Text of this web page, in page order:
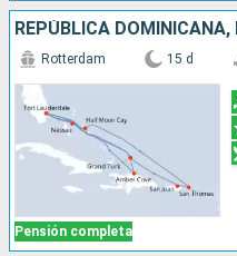
Pensión completa
Rotterdam 15 d